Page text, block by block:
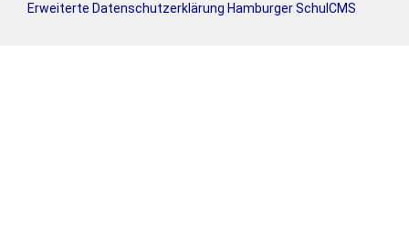
Erweiterte Datenschutzerklärung Hamburger SchulCMS